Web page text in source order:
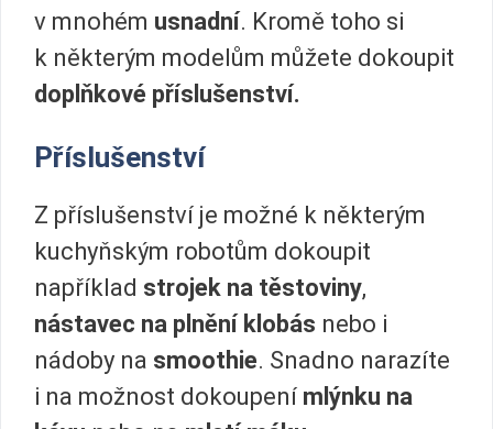
v mnohém usnadní. Kromě toho si
k některým modelům můžete dokoupit
doplňkové příslušenství.
Příslušenství
Z příslušenství je možné k některým
kuchyňským robotům dokoupit
například strojek na těstoviny,
nástavec na plnění klobás nebo i
nádoby na smoothie. Snadno narazíte
i na možnost dokoupení mlýnku na